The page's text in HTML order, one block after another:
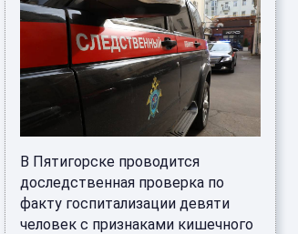
В Пятигорске проводится
доследственная проверка по
факту госпитализации девяти
человек с признаками кишечного